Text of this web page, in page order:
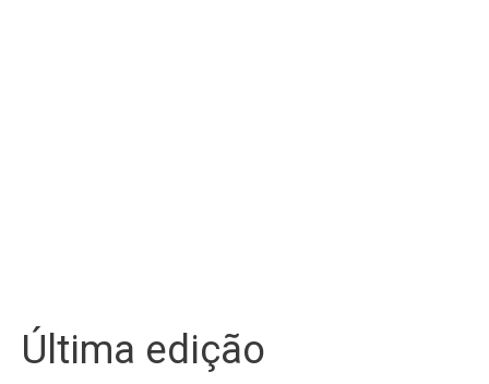
Última edição